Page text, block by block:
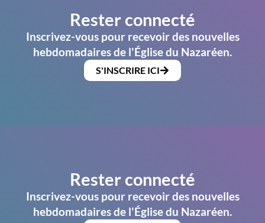
Rester connecté
Inscrivez-vous pour recevoir des nouvelles
hebdomadaires de l'Église du Nazaréen.
S'INSCRIRE ICI
Rester connecté
Inscrivez-vous pour recevoir des nouvelles
hebdomadaires de l'Église du Nazaréen.